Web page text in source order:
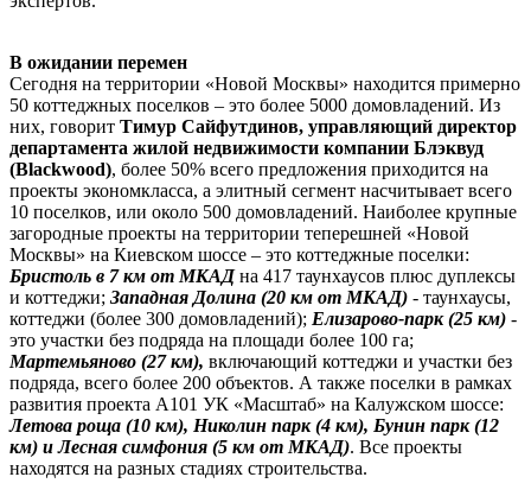
В ожидании перемен
Сегодня на территории «Новой Москвы» находится примерно
50 коттеджных поселков – это более 5000 домовладений. Из
них, говорит Тимур Сайфутдинов, управляющий директор
департамента жилой недвижимости компании Блэквуд
(Blackwood), более 50% всего предложения приходится на
проекты экономкласса, а элитный сегмент насчитывает всего
10 поселков, или около 500 домовладений. Наиболее крупные
загородные проекты на территории теперешней «Новой
Москвы» на Киевском шоссе – это коттеджные поселки:
Бристоль в 7 км от МКАДна 417 таунхаусов плюс дуплексы
и коттеджи; Западная Долина (20 км от МКАД) - таунхаусы,
коттеджи (более 300 домовладений); Елизарово-парк (25 км) -
это участки без подряда на площади более 100 га;
Мартемьяново (27 км), включающий коттеджи и участки без
подряда, всего более 200 объектов. А также поселки в рамках
развития проекта А101 УК «Масштаб» на Калужском шоссе:
Летова роща (10 км), Николин парк (4 км), Бунин парк (12
км) и Лесная симфония (5 км от МКАД). Все проекты
находятся на разных стадиях строительства.